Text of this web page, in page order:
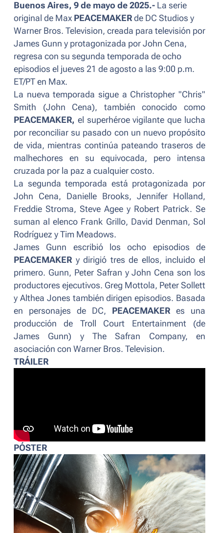
Buenos Aires, 9 de mayo de 2025.- La serie
original de Max PEACEMAKER de DC Studios y
Warner Bros. Television, creada para televisión por
James Gunn y protagonizada por John Cena,
regresa con su segunda temporada de ocho
episodios el jueves 21 de agosto a las 9:00 p.m.
ET/PT en Max.
La nueva temporada sigue a Christopher "Chris"
Smith (John Cena), también conocido como
PEACEMAKER, el superhéroe vigilante que lucha
por reconciliar su pasado con un nuevo propósito
de vida, mientras continúa pateando traseros de
malhechores en su equivocada, pero intensa
cruzada por la paz a cualquier costo.
La segunda temporada está protagonizada por
John Cena, Danielle Brooks, Jennifer Holland,
Freddie Stroma, Steve Agee y Robert Patrick. Se
suman al elenco Frank Grillo, David Denman, Sol
Rodríguez y Tim Meadows.
James Gunn escribió los ocho episodios de
PEACEMAKER y dirigió tres de ellos, incluido el
primero. Gunn, Peter Safran y John Cena son los
productores ejecutivos. Greg Mottola, Peter Sollett
y Althea Jones también dirigen episodios. Basada
en personajes de DC, PEACEMAKER es una
producción de Troll
Court Entertainment (de
James Gunn) y The Safran Company, en
asociación con Warner Bros. Television.
TRÁILER
PÓSTER